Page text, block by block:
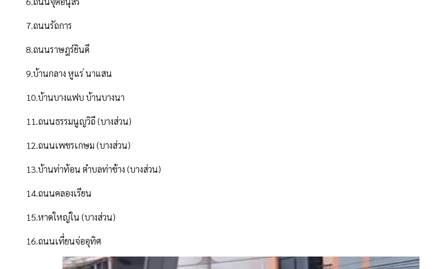
7.ถนนรัถการ
8.ถนนราษฎร์ยินดี
9.บ้านกลาง หูแร่ นาแสน
10.บ้านบางแฟบ บ้านบางนา
11.ถนนธรรมนูญวิถี (บางส่วน)
12.ถนนเพชรเกษม (บางส่วน)
13.บ้านท่าท้อน ตำบลท่าช้าง (บางส่วน)
14.ถนนคลองเรียน
15.หาดใหญ่ใน (บางส่วน)
16.ถนนเที่ยนจ่ออุทิศ